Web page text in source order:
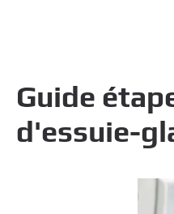
Guide
d'essuie-